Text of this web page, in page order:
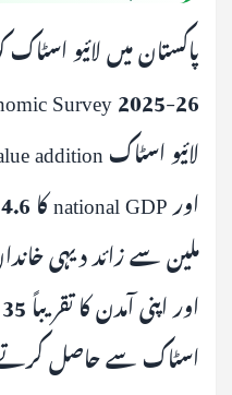
پاکستان میں لائیو
ملین سے زائد دیہی
اسٹاک سے حاصل